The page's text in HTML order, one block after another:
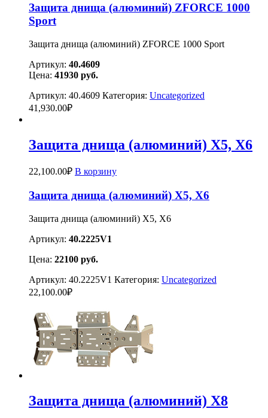
Защита днища (алюминий) ZFORCE 1000
Sport
Защита днища (алюминий) ZFORCE 1000 Sport
Артикул: 40.4609
Цена: 41930 руб.
Артикул: 40.4609 Категория: Uncategorized
41,930.00₽
Защита днища (алюминий) Х5, X6
22,100.00₽ В корзину
Защита днища (алюминий) Х5, X6
Защита днища (алюминий) Х5, X6
Артикул: 40.2225V1
Цена: 22100 руб.
Артикул: 40.2225V1 Категория: Uncategorized
22,100.00₽
Защита днища (алюминий) Х8